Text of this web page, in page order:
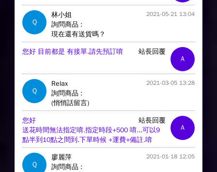
Q
林小姐 2021-05-21 13:04
詢問商品 :
現在還有送貨嗎？
A
站長回覆
您好 目前都是 有接單.請先預訂唷
Q
Relax 2021-03-05 13:28
詢問商品 :
(悄悄話留言)
A
站長回覆
您好
送花時間無法指定唷.指定時段+500 唷...可以9
點半到10點之間到.下單時候 +運費+備註.唷
Q
廖麗萍 2021-01-18 12:05
詢問商品 :